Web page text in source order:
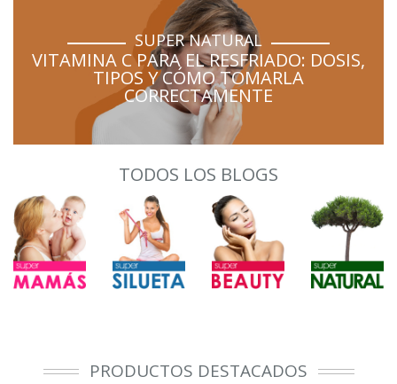
SUPER NATURAL
VITAMINA C PARA EL RESFRIADO: DOSIS,
TIPOS Y CÓMO TOMARLA
CORRECTAMENTE
TODOS LOS BLOGS
PRODUCTOS DESTACADOS